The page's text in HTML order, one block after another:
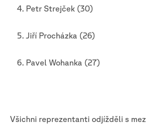
Petr Strejček (30)
Jiří Procházka (26)
Pavel Wohanka (27)
Všichni reprezentanti odjížděli s